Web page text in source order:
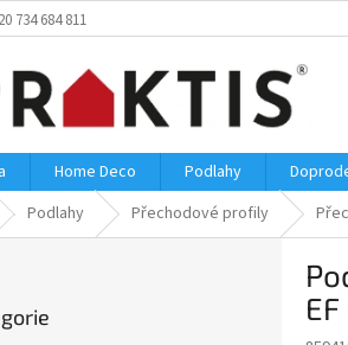
734 684 811
Home Deco Podlahy
Podlahy Přechodové profily